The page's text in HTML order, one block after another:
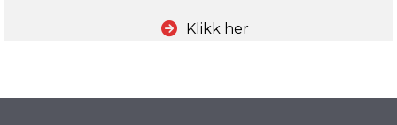
Klikk her